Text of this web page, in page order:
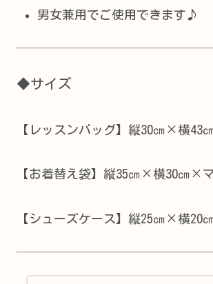
男女兼用でご使用できます♪
◆サイズ
【レッスンバッグ】縦30㎝×横43
【お着替え袋】縦35㎝×横30㎝×
【シューズケース】縦25㎝×横20